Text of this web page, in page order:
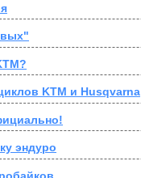
KTM и Husqvarna
эндуро